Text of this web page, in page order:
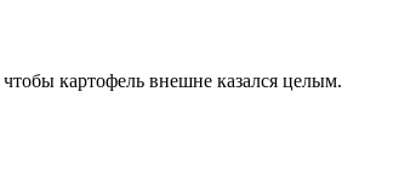
картофель внешне казался целым.